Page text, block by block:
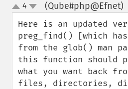
up
down
4 (Qube#php@Efnet)
Here is an updated
preg_find() [which
from the glob() man
this function should
what you want back
files, directories,